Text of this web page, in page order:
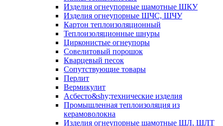
Изделия огнеупорные шамотные ШКУ
Изделия огнеупорные ШЧС, ШЧУ
Картон теплоизоляционный
Теплоизоляционные шнуры
Цирконистые огнеупоры
Совелитовый порошок
Кварцевый песок
Сопутствующие товары
Перлит
Вермикулит
Асбесто&shy;технические изделия
Промышленная теплоизоляция из
керамоволокна
Изделия огнеупорные шамотные ШЛ, ШЛТ